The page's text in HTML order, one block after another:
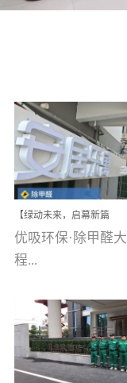
【绿动未来，启幕新篇
章】优吸环保中标深圳安
居乐寓，超大型工装室内
空气治理项目顺利启航，
优吸环保·除甲醛
程...
案例【深圳安居乐
内空气治理项目深
乐寓 深圳市安